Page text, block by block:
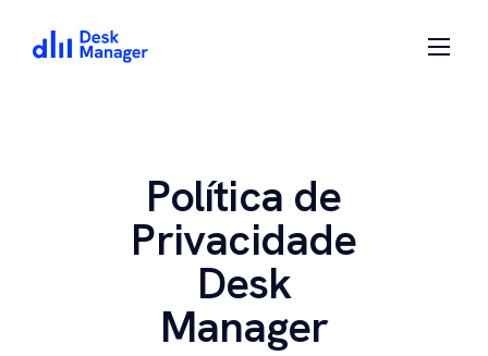
Política de
Privacidade
Desk
Manager